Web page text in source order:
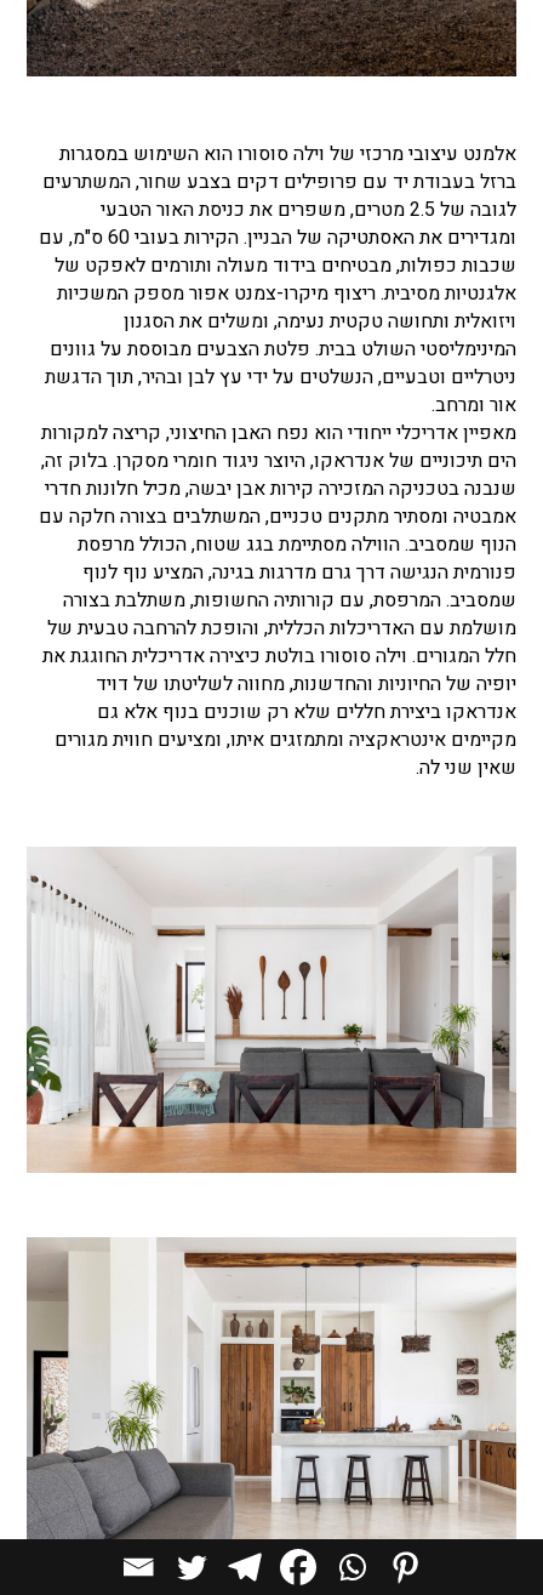
אלמנט עיצובי מרכזי של וילה סוסורו הוא השימוש במסגרות
ברזל בעבודת יד עם פרופילים דקים בצבע שחור, המשתרעים
לגובה של 2.5 מטרים, משפרים את כניסת האור הטבעי
ומגדירים את האסתטיקה של הבניין. הקירות בעובי 60 ס"מ, עם
שכבות כפולות, מבטיחים בידוד מעולה ותורמים לאפקט של
אלגנטיות מסיבית. ריצוף מיקרו-צמנט אפור מספק המשכיות
ויזואלית ותחושה טקטית נעימה, ומשלים את הסגנון
המינימליסטי השולט בבית. פלטת הצבעים מבוססת על גוונים
ניטרליים וטבעיים, הנשלטים על ידי עץ לבן ובהיר, תוך הדגשת
אור ומרחב.
מאפיין אדריכלי ייחודי הוא נפח האבן החיצוני, קריצה למקורות
הים תיכוניים של אנדראקו, היוצר ניגוד חומרי מסקרן. בלוק זה,
שנבנה בטכניקה המזכירה קירות אבן יבשה, מכיל חלונות חדרי
אמבטיה ומסתיר מתקנים טכניים, המשתלבים בצורה חלקה עם
הנוף שמסביב. הווילה מסתיימת בגג שטוח, הכולל מרפסת
פנורמית הנגישה דרך גרם מדרגות בגינה, המציע נוף לנוף
שמסביב. המרפסת, עם קורותיה החשופות, משתלבת בצורה
מושלמת עם האדריכלות הכללית, והופכת להרחבה טבעית של
חלל המגורים. וילה סוסורו בולטת כיצירה אדריכלית החוגגת את
יופיה של החיוניות והחדשנות, מחווה לשליטתו של דויד
אנדראקוביצירת חללים שלא רק שוכנים בנוף אלא גם
מקיימים אינטראקציה ומתמזגים איתו, ומציעים חווית מגורים
שאין שני לה.